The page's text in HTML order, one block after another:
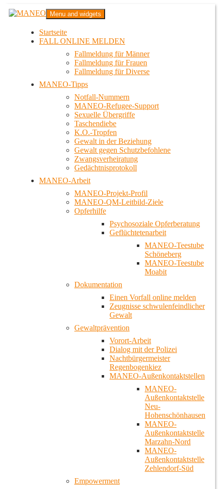
Zum
InhaltMANEO
Das schwule Anti-Gewalt-Projekt in Berlin
Menu and widgets
Startseite
FALL ONLINE MELDEN
Fallmeldung für Männer
Fallmeldung für Frauen
Fallmeldung für Diverse
MANEO-Tipps
Notfall-Nummern
MANEO-Refugee-Support
Sexuelle Übergriffe
Taschendiebe
K.O.-Tropfen
Gewalt in der Beziehung
Gewalt gegen Schutzbefohlene
Zwangsverheiratung
Gedächtnisprotokoll
MANEO-Arbeit
MANEO-Projekt-Profil
MANEO-QM-Leitbild-Ziele
Opferhilfe
Psychosoziale Opferberatung
Geflüchtetenarbeit
MANEO-Teestube
Schöneberg
MANEO-Teestube
Moabit
Dokumentation
Einen Vorfall online melden
Zeugnisse schwulenfeindlicher
Gewalt
Gewaltprävention
Vorort-Arbeit
Dialog mit der Polizei
Nachtbürgermeister
Regenbogenkiez
MANEO-Außenkontaktstellen
MANEO-
Außenkontaktstelle
Neu-
Hohenschönhausen
MANEO-
Außenkontaktstelle
Marzahn-Nord
MANEO-
Außenkontaktstelle
Zehlendorf-Süd
Empowerment